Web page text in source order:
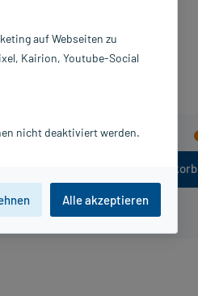
In den Warenkorb
auf Webseiten zu
Kairion, Youtube-Social
nicht deaktiviert werden.
Alle akzeptieren